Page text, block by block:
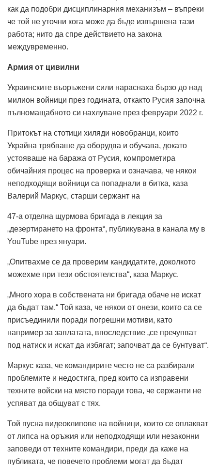
как да подобри дисциплинарния механизъм – въпреки
че той не уточни кога може да бъде извършена тази
работа; нито да спре действието на закона
междувременно.
Армия от цивилни
Украинските въоръжени сили нараснаха бързо до над
милион войници през годината, откакто Русия започна
пълномащабното си нахлуване през февруари 2022 г.
Притокът на стотици хиляди новобранци, които
Украйна трябваше да оборудва и обучава, докато
устояваше на баража от Русия, компрометира
обичайния процес на проверка и означава, че някои
неподходящи войници са попаднали в битка, каза
Валерий Маркус, старши сержант на
47-а отделна щурмова бригада в лекция за
„дезертирането на фронта“, публикувана в канала му в
YouTube през януари.
„Опитвахме се да проверим кандидатите, доколкото
можехме при тези обстоятелства“, каза Маркус.
„Много хора в собствената ни бригада обаче не искат
да бъдат там.“ Той каза, че някои от онези, които са се
присъединили поради погрешни мотиви, като
например за заплатата, впоследствие „се пречупват
под натиск и искат да избягат; започват да се бунтуват“.
Маркус каза, че командирите често не са разбирали
проблемите и недостига, пред които са изправени
техните войски на място поради това, че сержанти не
успяват да общуват с тях.
Той пусна видеоклипове на войници, които се оплакват
от липса на оръжия или неподходящи или незаконни
заповеди от техните командири, преди да каже на
публиката, че повечето проблеми могат да бъдат